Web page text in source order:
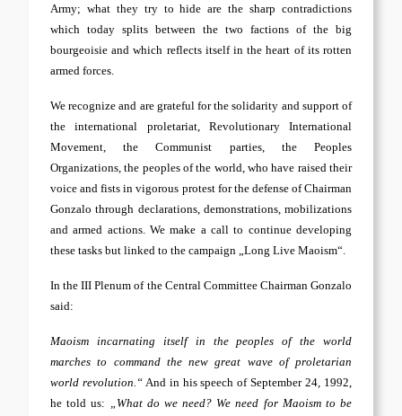
Army; what they try to hide are the sharp contradictions
which today splits between the two factions of the big
bourgeoisie and which reflects itself in the heart of its rotten
armed forces.
We recognize and are grateful for the solidarity and support of
the international proletariat, Revolutionary International
Movement, the Communist parties, the Peoples
Organizations, the peoples of the world, who have raised their
voice and fists in vigorous protest for the defense of Chairman
Gonzalo through declarations, demonstrations, mobilizations
and armed actions. We make a call to continue developing
these tasks but linked to the campaign „Long Live Maoism“.
In the III Plenum of the Central Committee Chairman Gonzalo
said:
Maoism incarnating itself in the peoples of the world
marches to command the new great wave of proletarian
world revolution.“And in his speech of September 24, 1992,
he told us: „What do we need? We need for Maoism to be